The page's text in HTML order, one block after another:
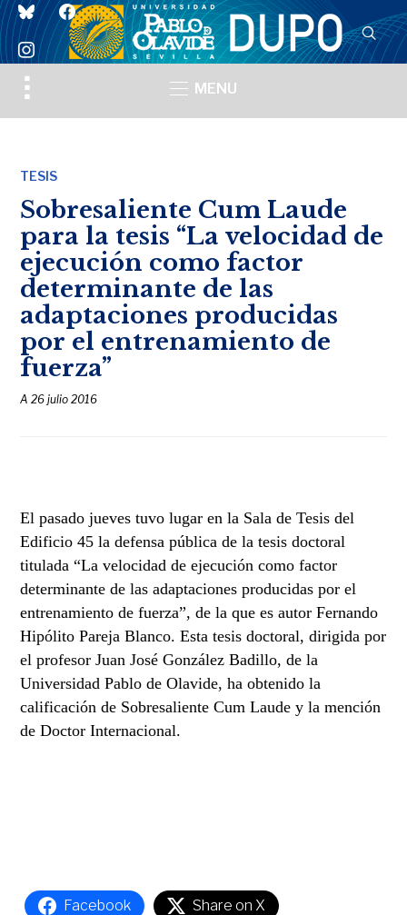
blueskyfacebook
instagram
Toggle
sidebar
MENU
TESIS
Sobresaliente Cum Laude
para la tesis “La velocidad de
ejecución como factor
determinante de las
adaptaciones producidas
por el entrenamiento de
fuerza”
A26 julio 2016
El pasado jueves tuvo lugar en la Sala de Tesis del
Edificio 45 la defensa pública de la tesis doctoral
titulada “La velocidad de ejecución como factor
determinante de las adaptaciones producidas por el
entrenamiento de fuerza”, de la que es autor Fernando
Hipólito Pareja Blanco. Esta tesis doctoral, dirigida por
el profesor Juan José González Badillo, de la
Universidad Pablo de Olavide, ha obtenido la
calificación de Sobresaliente Cum Laude y la mención
de Doctor Internacional.
Facebook Share on X